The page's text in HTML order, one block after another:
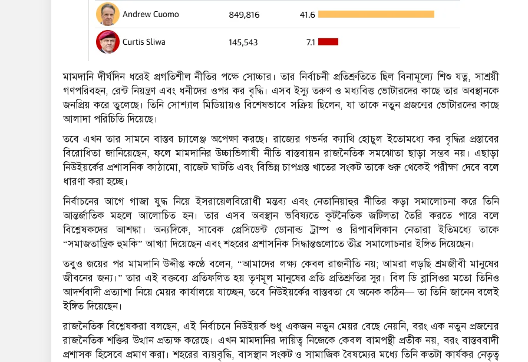
মামদানি দীর্ঘদিন ধরেই প্রগতিশীল নীতির পক্ষে সোচ্চার। তার নির্বাচনী প্রতিশ্রুতিতে ছিল বিনামূল্যে শিশু যত্ন, সাশ্রয়ী
গণপরিবহন, রেন্ট নিয়ন্ত্রণ এবং ধনীদের ওপর কর বৃদ্ধি। এসব ইস্যু তরুণ ও মধ্যবিত্ত ভোটারদের কাছে তার অবস্থানকে
জনপ্রিয় করে তুলেছে। তিনি সোশ্যাল মিডিয়ায়ও বিশেষভাবে সক্রিয় ছিলেন, যা তাকে নতুন প্রজন্মের ভোটারদের কাছে
আলাদা পরিচিতি দিয়েছে।
তবে এখন তার সামনে বাস্তব চ্যালেঞ্জ অপেক্ষা করছে। রাজ্যের গভর্নর ক্যাথি হোচুল ইতোমধ্যে কর বৃদ্ধির প্রস্তাবের
বিরোধিতা জানিয়েছেন, ফলে মামদানির উচ্চাভিলাষী নীতি বাস্তবায়ন রাজনৈতিক সমঝোতা ছাড়া সম্ভব নয়। এছাড়া
নিউইয়র্কের প্রশাসনিক কাঠামো, বাজেট ঘাটতি এবং বিভিন্ন চাপগ্রস্ত খাতের সংকট তাকে শুরু থেকেই পরীক্ষা দেবে বলে
ধারণা করা হচ্ছে।
নির্বাচনের আগে গাজা যুদ্ধ নিয়ে ইসরায়েলবিরোধী মন্তব্য এবং নেতানিয়াহুর নীতির কড়া সমালোচনা করে তিনি
আন্তর্জাতিক মহলে আলোচিত হন। তার এসব অবস্থান ভবিষ্যতে কূটনৈতিক জটিলতা তৈরি করতে পারে বলে
বিশ্লেষকদের আশঙ্কা। অন্যদিকে, সাবেক প্রেসিডেন্ট ডোনাল্ড ট্রাম্প ও রিপাবলিকান নেতারা ইতিমধ্যে তাকে
“সমাজতান্ত্রিক হুমকি” আখ্যা দিয়েছেন এবং শহরের প্রশাসনিক সিদ্ধান্তগুলোতে তীব্র সমালোচনার ইঙ্গিত দিয়েছেন।
তবুও জয়ের পর মামদানি উদ্দীপ্ত কণ্ঠে বলেন, “আমাদের লক্ষ্য কেবল রাজনীতি নয়; আমরা লড়ছি শ্রমজীবী মানুষের
জীবনের জন্য।” তার এই বক্তব্যে প্রতিফলিত হয় তৃণমূল মানুষের প্রতি প্রতিশ্রুতির সুর। বিল ডি ব্লাসিওর মতো তিনিও
আদর্শবাদী প্রত্যাশা নিয়ে মেয়র কার্যালয়ে যাচ্ছেন, তবে নিউইয়র্কের বাস্তবতা যে অনেক কঠিন— তা তিনি জানেন বলেই
ইঙ্গিত দিয়েছেন।
রাজনৈতিক বিশ্লেষকরা বলছেন, এই নির্বাচনে নিউইয়র্ক শুধু একজন নতুন মেয়র বেছে নেয়নি, বরং এক নতুন প্রজন্মের
রাজনৈতিক শক্তির উত্থান প্রত্যক্ষ করেছে। এখন মামদানির দায়িত্ব নিজেকে কেবল বামপন্থী প্রতীক নয়, বরং বাস্তববাদী
প্রশাসক হিসেবে প্রমাণ করা। শহরের ব্যয়বৃদ্ধি, বাসস্থান সংকট ও সামাজিক বৈষম্যের মধ্যে তিনি কতটা কার্যকর নেতৃত্ব